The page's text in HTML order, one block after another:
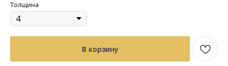
Толщина
В корзину